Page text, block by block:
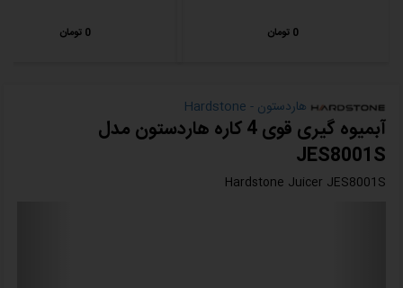
0 تومان 0 تومان
هاردستون - Hardstone
آبمیوه گیری قوی 4 کاره هاردستون مدل
JES8001S
Hardstone Juicer JES8001S